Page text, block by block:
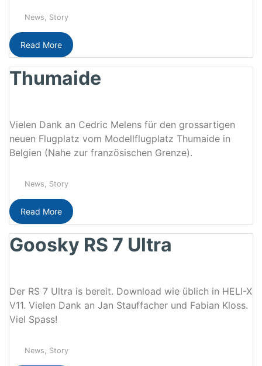
News, Story
Read More
Thumaide
Vielen Dank an Cedric Melens für den grossartigen
neuen Flugplatz vom Modellflugplatz Thumaide in
Belgien (Nahe zur französischen Grenze).
News, Story
Read More
Goosky RS 7 Ultra
Der RS 7 Ultra is bereit. Download wie üblich in HELI-X
V11. Vielen Dank an Jan Stauffacher und Fabian Kloss.
Viel Spass!
News, Story